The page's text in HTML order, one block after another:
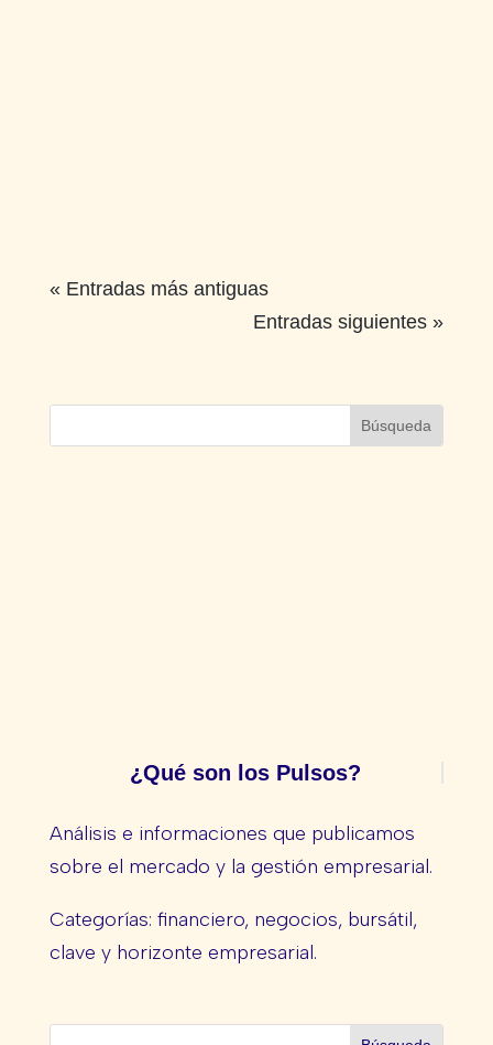
« Entradas más antiguas
Entradas siguientes »
¿Qué son los Pulsos?
Análisis e informaciones que publicamos
sobre el mercado y la gestión empresarial.
Categorías: financiero, negocios, bursátil,
clave y horizonte empresarial.